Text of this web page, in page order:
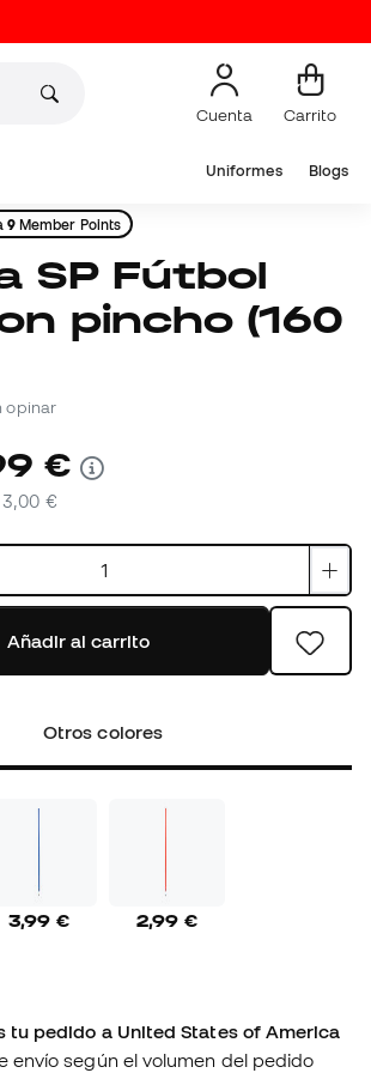
Cuenta Carrito
Uniformes Blogs
9 Member Points
pincho (160
opinar
€
3,00 €
Añadir al carrito
Otros colores
3,99 € 2,99 €
tu pedido a United States of America
envío según el volumen del pedido